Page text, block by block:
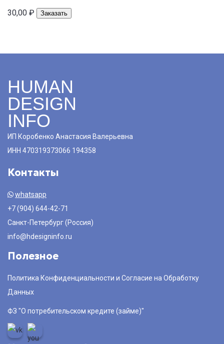
30,00 ₽ Заказать
HUMAN
DESIGN
INFO
ИП Коробенко Анастасия Валерьевна
ИНН 470319373066 194358
Контакты
whatsapp
+7 (904) 644-42-71
Санкт-Петербург (Россия)
info@hdesigninfo.ru
Полезное
Политика Конфиденциальности и Согласие на Обработку
Данных
ФЗ "О потребительском кредите (займе)"